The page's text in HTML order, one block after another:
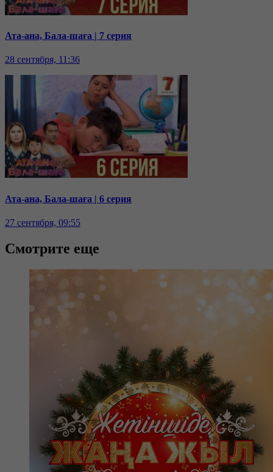
Ата-ана, Бала-шаға | 7 серия
28 сентября, 11:36
Ата-ана, Бала-шаға | 6 серия
27 сентября, 09:55
Смотрите еще